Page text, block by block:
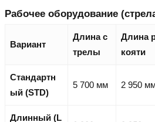
Рабочее оборудование
Вариант
Длина с
трелы
Длина
кояти
Стандартн
ый (STD)
5 700 мм 2 950
Длинный (L